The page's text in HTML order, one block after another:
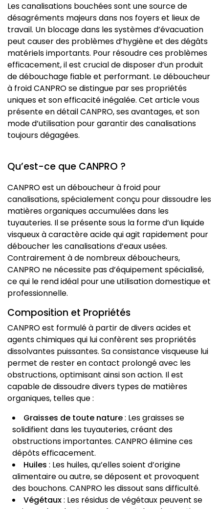
Les canalisations bouchées sont une source de
désagréments majeurs dans nos foyers et lieux de
travail. Un blocage dans les systèmes d’évacuation
peut causer des problèmes d’hygiène et des dégâts
matériels importants. Pour résoudre ces problèmes
efficacement, il est crucial de disposer d’un produit
de débouchage fiable et performant. Le déboucheur
à froid CANPRO se distingue par ses propriétés
uniques et son efficacité inégalée. Cet article vous
présente en détail CANPRO, ses avantages, et son
mode d’utilisation pour garantir des canalisations
toujours dégagées.
Qu’est-ce que CANPRO ?
CANPRO est un déboucheur à froid pour
canalisations, spécialement conçu pour dissoudre les
matières organiques accumulées dans les
tuyauteries. Il se présente sous la forme d’un liquide
visqueux à caractère acide qui agit rapidement pour
déboucher les canalisations d’eaux usées.
Contrairement à de nombreux déboucheurs,
CANPRO ne nécessite pas d’équipement spécialisé,
ce qui le rend idéal pour une utilisation domestique et
professionnelle.
Composition et Propriétés
CANPRO est formulé à partir de divers acides et
agents chimiques qui lui confèrent ses propriétés
dissolvantes puissantes. Sa consistance visqueuse lui
permet de rester en contact prolongé avec les
obstructions, optimisant ainsi son action. Il est
capable de dissoudre divers types de matières
organiques, telles que :
Graisses de toute nature: Les graisses se
solidifient dans les tuyauteries, créant des
obstructions importantes. CANPRO élimine ces
dépôts efficacement.
Huiles : Les huiles, qu’elles soient d’origine
alimentaire ou autre, se déposent et provoquent
des bouchons. CANPRO les dissout sans difficulté.
Végétaux: Les résidus de végétaux peuvent se